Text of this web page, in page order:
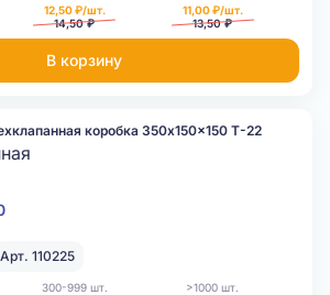
12,50 ₽/шт.
14,50 ₽
11,00 ₽/шт.
13,50 ₽
В корзину
коробка 350x150x150 Т-22
Арт. 110225
300-999 шт.
>1000 шт.